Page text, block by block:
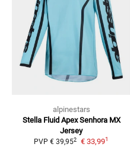
alpinestars
Stella Fluid Apex Senhora MX
Jersey
PVP € 39,952 € 33,991